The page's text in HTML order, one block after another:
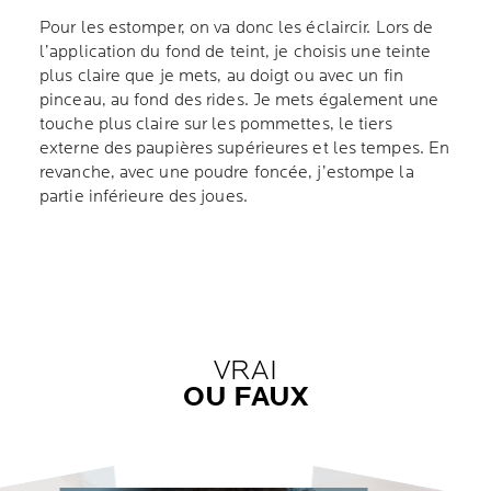
Pour les estomper, on va donc les éclaircir. Lors de
l’application du fond de teint, je choisis une teinte
plus claire que je mets, au doigt ou avec un fin
pinceau, au fond des rides. Je mets également une
touche plus claire sur les pommettes, le tiers
externe des paupières supérieures et les tempes. En
revanche, avec une poudre foncée, j’estompe la
partie inférieure des joues.
VRAI
OU FAUX